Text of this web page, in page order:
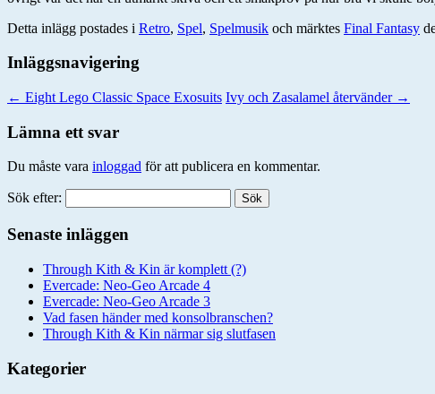
Detta inlägg postades i Retro, Spel, Spelmusik och märktes Final Fantasy
Inläggsnavigering
← Eight Lego Classic Space Exosuits Ivy och Zasalamel återvänder →
Lämna ett svar
Du måste vara inloggad för att publicera en kommentar.
Sök efter:
Senaste inläggen
Through Kith & Kin är komplett (?)
Evercade: Neo-Geo Arcade 4
Evercade: Neo-Geo Arcade 3
Vad fasen händer med konsolbranschen?
Through Kith & Kin närmar sig slutfasen
Kategorier